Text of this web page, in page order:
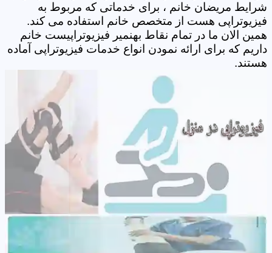
شرایط مریضان خانم ، برای خدماتی که مربوط به
فیزیوتراپی هست از متخصص خانم استفاده می کند.
همین الان ما در تمام نقاط بهنمیر فیزیوتراپیست خانم
داریم که برای ارائه نمودن انواع خدمات فیزیوتراپی آماده
هستند.